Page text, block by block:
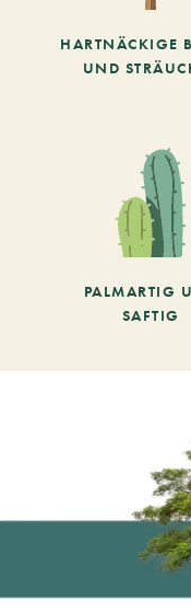
HARTNÄCKIGE
UND
PALMARTIG
SAFTIG